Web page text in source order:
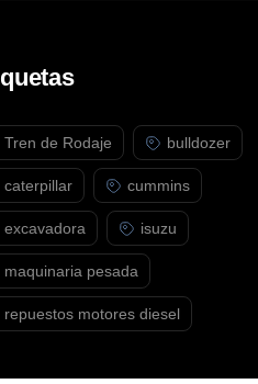
Tren de Rodaje bulldozer
caterpillar cummins
excavadora isuzu
maquinaria pesada
repuestos motores diesel